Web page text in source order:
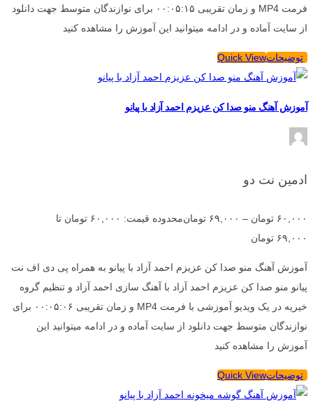
فرمت MP4 و زمان تقریبی ۰۰:۰۵:۱۵ برای نوازندگان متوسط جهت دانلود
از سایت آماده و در ادامه میتوانید این آموزش را مشاهده کنید
توضیحاتQuick View
آموزش آهنگ منو صدا کن عزیزم احمد آزاد با پیانو
ادمین نت دو
۶۰,۰۰۰ تومان – ۶۹,۰۰۰ تومان
محدوده قیمت: ۶۰,۰۰۰ تومان تا
۶۹,۰۰۰ تومان
آموزش آهنگ منو صدا کن عزیزم احمد آزاد با پیانو به همراه پی دی اف نت
پیانو منو صدا کن عزیزم احمد آزاد با آهنگ سازی احمد آزاد و تنظیم گروه
خیریه در یک ویدیو آموزشی با فرمت MP4 و زمان تقریبی ۰۰:۰۵:۰۶ برای
نوازندگان متوسط جهت دانلود از سایت آماده و در ادامه میتوانید این
آموزش را مشاهده کنید
توضیحاتQuick View